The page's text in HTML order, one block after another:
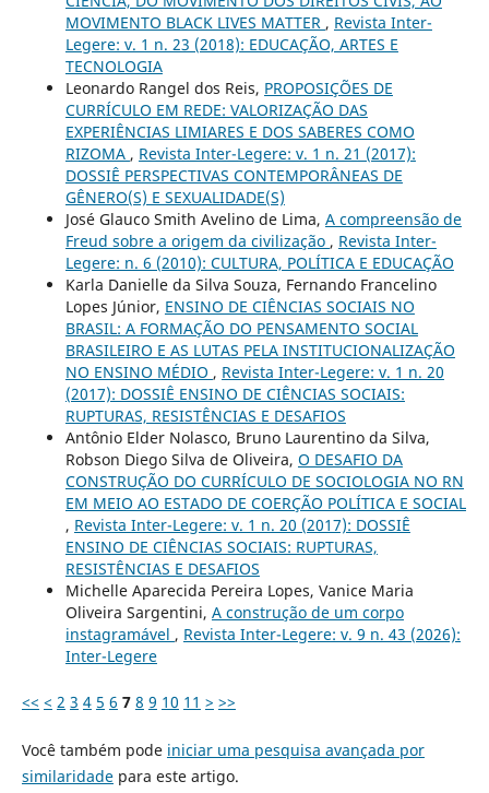
MOVIMENTO BLACK LIVES MATTER , Revista Inter-
Legere: v. 1 n. 23 (2018): EDUCAÇÃO, ARTES E
TECNOLOGIA
Leonardo Rangel dos Reis, PROPOSIÇÕES DE
CURRÍCULO EM REDE: VALORIZAÇÃO DAS
EXPERIÊNCIAS LIMIARES E DOS SABERES COMO
RIZOMA , Revista Inter-Legere: v. 1 n. 21 (2017):
DOSSIÊ PERSPECTIVAS CONTEMPORÂNEAS DE
GÊNERO(S) E SEXUALIDADE(S)
José Glauco Smith Avelino de Lima, A compreensão de
Freud sobre a origem da civilização , Revista Inter-
Legere: n. 6 (2010): CULTURA, POLÍTICA E EDUCAÇÃO
Karla Danielle da Silva Souza, Fernando Francelino
Lopes Júnior, ENSINO DE CIÊNCIAS SOCIAIS NO
BRASIL: A FORMAÇÃO DO PENSAMENTO SOCIAL
BRASILEIRO E AS LUTAS PELA INSTITUCIONALIZAÇÃO
NO ENSINO MÉDIO , Revista Inter-Legere: v. 1 n. 20
(2017): DOSSIÊ ENSINO DE CIÊNCIAS SOCIAIS:
RUPTURAS, RESISTÊNCIAS E DESAFIOS
Antônio Elder Nolasco, Bruno Laurentino da Silva,
Robson Diego Silva de Oliveira, O DESAFIO DA
CONSTRUÇÃO DO CURRÍCULO DE SOCIOLOGIA NO RN
EM MEIO AO ESTADO DE COERÇÃO POLÍTICA E SOCIAL
, Revista Inter-Legere: v. 1 n. 20 (2017): DOSSIÊ
ENSINO DE CIÊNCIAS SOCIAIS: RUPTURAS,
RESISTÊNCIAS E DESAFIOS
Michelle Aparecida Pereira Lopes, Vanice Maria
Oliveira Sargentini, A construção de um corpo
instagramável , Revista Inter-Legere: v. 9 n. 43 (2026):
Inter-Legere
<< < 2 3 4 5 6 7 8 9 10 11 > >>
Você também pode iniciar uma pesquisa avançada por
similaridadepara este artigo.